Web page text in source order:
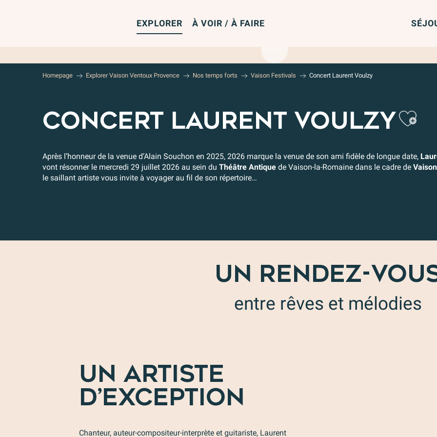
EXPLORER À VOIR / À FAIRE
Homepage Explorer Vaison Ventoux Provence Nos temps forts Vaison Festivals Concert Laurent Voulzy
CONCERT LAURENT VOULZY
Après l’honneur de la venue d’Alain Souchon en 2025, 2026 marque la venue de son ami fidèle de longue date,
vont résonner le mercredi 29 juillet 2026 au sein du Théâtre Antique de Vaison-la-Romaine dans le cadre de
le saillant artiste vous invite à voyager au fil de son répertoire…
UN RENDEZ-
entre rêves et mélodies
UN ARTISTE
D’EXCEPTION
Chanteur, auteur-compositeur-interprète et guitariste, Laurent